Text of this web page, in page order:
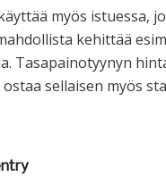
myös istuessa,
kehittää
Tasapainotyynyn
ostaa sellaisen myös